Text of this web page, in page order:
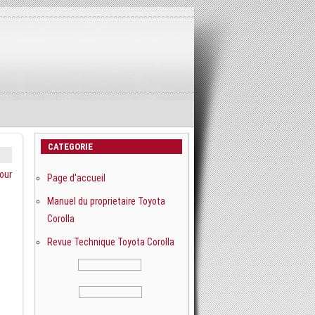
CATEGORIE
Page d'accueil
Manuel du proprietaire Toyota
Corolla
Revue Technique Toyota Corolla